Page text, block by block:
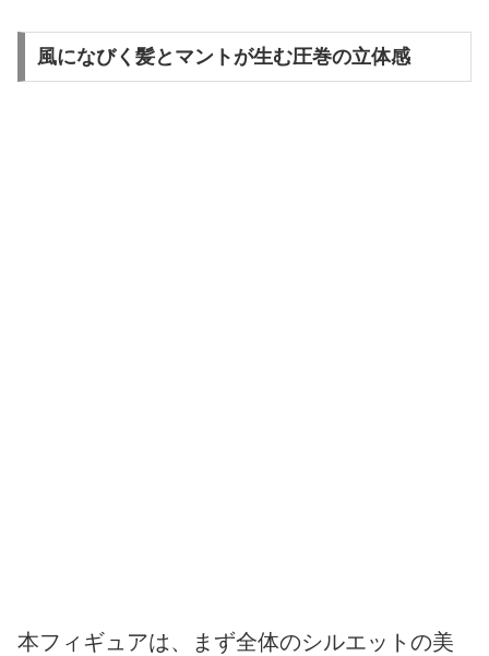
風になびく髪とマントが生む圧巻の立体感
本フィギュアは、まず全体のシルエットの美